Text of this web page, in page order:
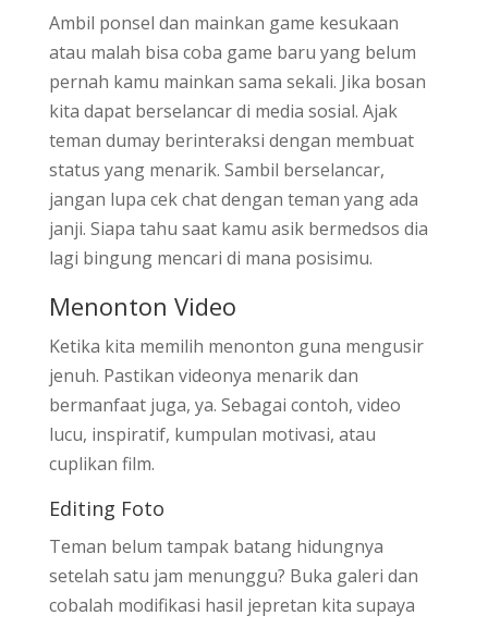
Ambil ponsel dan mainkan game kesukaan
atau malah bisa coba game baru yang belum
pernah kamu mainkan sama sekali. Jika bosan
kita dapat berselancar di media sosial. Ajak
teman dumay berinteraksi dengan membuat
status yang menarik. Sambil berselancar,
jangan lupa cek chat dengan teman yang ada
janji. Siapa tahu saat kamu asik bermedsos dia
lagi bingung mencari di mana posisimu.
Menonton Video
Ketika kita memilih menonton guna mengusir
jenuh. Pastikan videonya menarik dan
bermanfaat juga, ya. Sebagai contoh, video
lucu, inspiratif, kumpulan motivasi, atau
cuplikan film.
Editing Foto
Teman belum tampak batang hidungnya
setelah satu jam menunggu? Buka galeri dan
cobalah modifikasi hasil jepretan kita supaya